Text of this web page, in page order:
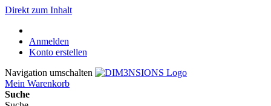
Direkt zum Inhalt
Anmelden
Konto erstellen
Navigation umschalten
Mein Warenkorb
Suche